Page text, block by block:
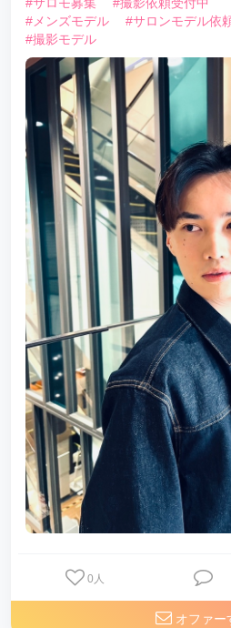
#メンズモデル
#サロンモデル依
#撮影モデル
0 人
オファー